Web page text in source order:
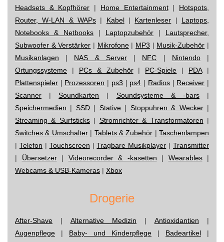
Headsets & Kopfhörer | Home Entertainment| Hotspots,
Router, W-LAN & WAPs | Kabel| Kartenleser | Laptops,
Notebooks & Netbooks | Laptopzubehör | Lautsprecher,
Subwoofer & Verstärker | Mikrofone| MP3 | Musik-Zubehör |
Musikanlagen | NAS & Server| NFC | Nintendo|
Ortungssysteme | PCs & Zubehör| PC-Spiele | PDA|
Plattenspieler | Prozessoren | ps3 | ps4 | Radios| Receiver |
Scanner |Soundkarten | Soundsysteme & -bars|
Speichermedien | SSD| Stative| Stoppuhren & Wecker|
Streaming & Surfsticks| Stromrichter & Transformatoren |
Switches & Umschalter| Tablets & Zubehör | Taschenlampen
| Telefon | Touchscreen |Tragbare Musikplayer | Transmitter
| Übersetzer| Videorecorder & -kasetten | Wearables|
Webcams & USB-Kameras | Xbox
Drogerie
After-Shave | Alternative Medizin | Antioxidantien |
Augenpflege | Baby- und Kinderpflege | Badeartikel |